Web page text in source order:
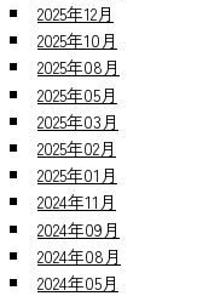
2025年12月
2025年10月
2025年08月
2025年05月
2025年03月
2025年02月
2025年01月
2024年11月
2024年09月
2024年08月
2024年05月